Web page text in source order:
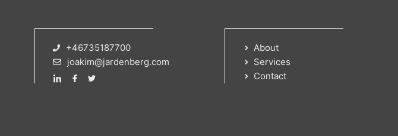
+46735187700
joakim@jardenberg.com
About
Services
Contact